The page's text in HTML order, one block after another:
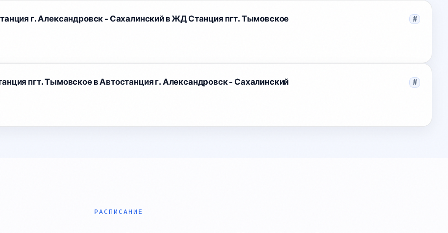
комплекса введут одностороннее движение
г. Александровск - Сахалинский в ЖД Станция пгт. Тымовское #
пгт. Тымовское в Автостанция г. Александровск - Сахалинский #
РАСПИСАНИЕ